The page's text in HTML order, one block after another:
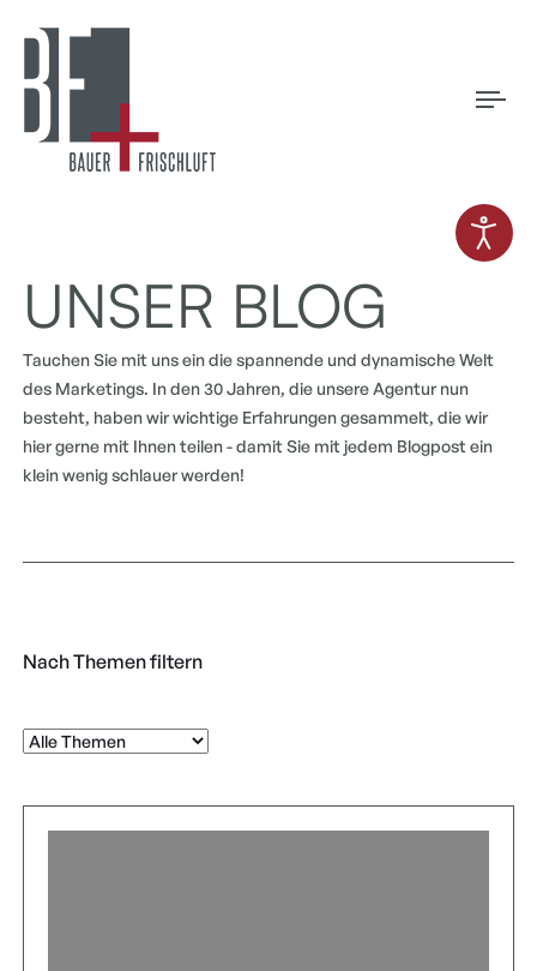
UNSER BLOG
Tauchen Sie mit uns ein die spannende und dynamische Welt
des Marketings. In den 30 Jahren, die unsere Agentur nun
besteht, haben wir wichtige Erfahrungen gesammelt, die wir
hier gerne mit Ihnen teilen - damit Sie mit jedem Blogpost ein
klein wenig schlauer werden!
Nach Themen filtern